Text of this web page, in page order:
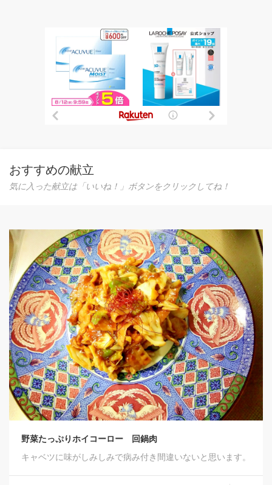
おすすめの献立
気に入った献立は「いいね！」ボタンをクリックしてね！
野菜たっぷりホイコーロー 回鍋肉
キャベツに味がしみしみで病み付き間違いないと思います。